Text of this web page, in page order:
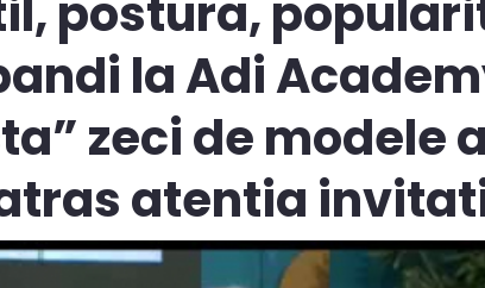
postura,
la Adi
zeci de modele
atentia